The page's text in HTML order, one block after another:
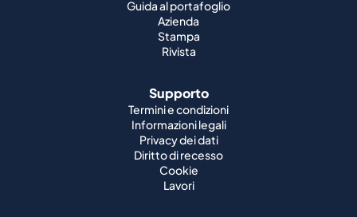
Guida al portafoglio
Azienda
Stampa
Rivista
Supporto
Termini e condizioni
Informazioni legali
Privacy dei dati
Diritto di recesso
Cookie
Lavori